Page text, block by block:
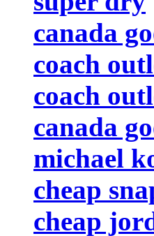
canada
coach
coach
canada
michael
cheap
cheap